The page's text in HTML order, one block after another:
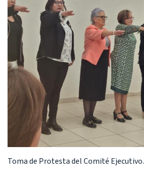
Toma de Protesta del Comité Ejecutivo.